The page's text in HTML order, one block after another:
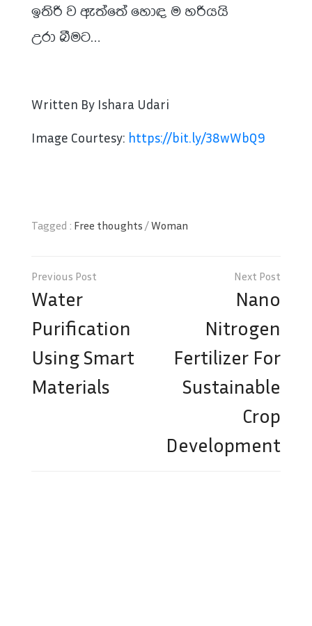
ඉතිරි ව ඇත්තේ හොඳ ම හරියයි
උරා බීමට…
Written By Ishara Udari
Image Courtesy: https://bit.ly/38wWbQ9
Tagged : Free thoughts /Woman
Post
navigation
Water
Purification
Using Smart
Materials
Nano
Nitrogen
Fertilizer For
Sustainable
Crop
Development